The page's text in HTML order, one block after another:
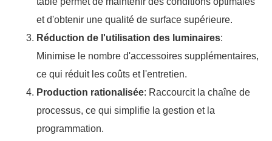
et d'obtenir une qualité de surface supérieure.
Réduction de l'utilisation des luminaires:
Minimise le nombre d'accessoires supplémentaires,
ce qui réduit les coûts et l'entretien.
Production rationalisée: Raccourcit la chaîne de
processus, ce qui simplifie la gestion et la
programmation.